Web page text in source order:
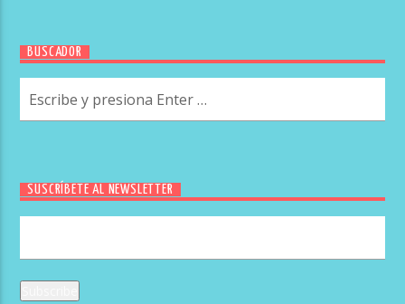
BUSCADOR
SUSCRÍBETE AL NEWSLETTER